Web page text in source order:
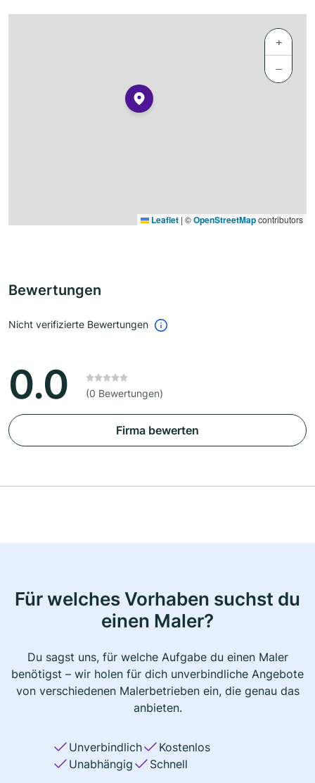
+
−
Leaflet | ©OpenStreetMapcontributors
Bewertungen
Nicht verifizierte Bewertungen
0.0 (0 Bewertungen)
Firma bewerten
Für welches Vorhaben suchst du
einen Maler?
Du sagst uns, für welche Aufgabe du einen Maler
benötigst – wir holen für dich unverbindliche Angebote
von verschiedenen Malerbetrieben ein, die genau das
anbieten.
Unverbindlich
Kostenlos
Unabhängig
Schnell